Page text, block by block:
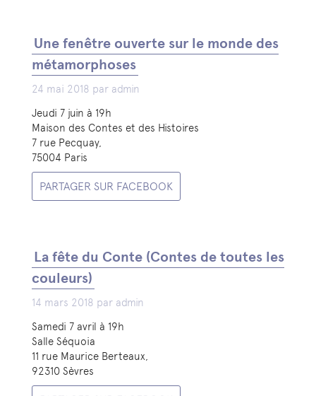
Une fenêtre ouverte sur le monde des
métamorphoses
24 mai 2018 par admin
Jeudi 7 juin à 19h
Maison des Contes et des Histoires
7 rue Pecquay,
75004 Paris
PARTAGER SUR FACEBOOK
La fête du Conte (Contes de toutes les
couleurs)
14 mars 2018 par admin
Samedi 7 avril à 19h
Salle Séquoia
11 rue Maurice Berteaux,
92310 Sèvres